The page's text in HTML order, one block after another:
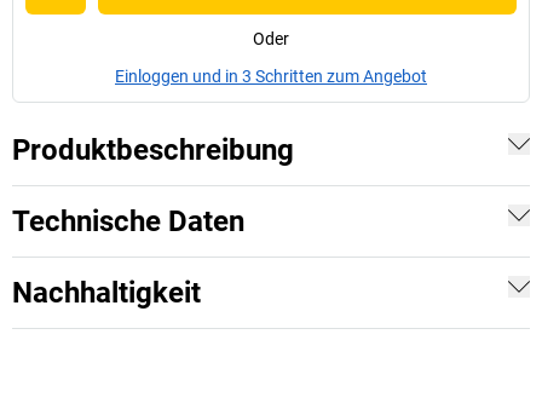
Oder
Einloggen und in 3 Schritten zum Angebot
Produktbeschreibung
Technische Daten
Nachhaltigkeit